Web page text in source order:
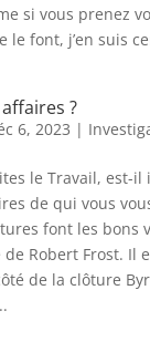
si vous prenez
le font, j’en suis
?
6, 2023 |
le Travail, est-
de qui vous
font les bons
Robert Frost. Il
de la clôture